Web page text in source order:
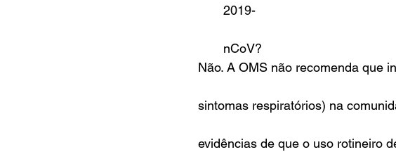
2019-
nCoV?
Não. A OMS não recomenda que
sintomas respiratórios) na
evidências de que o uso rotineiro